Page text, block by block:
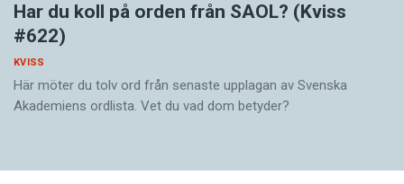
Har du koll på orden från SAOL? (Kviss
#622)
KVISS
Här möter du tolv ord från senaste upplagan av Svenska
Akademiens ordlista. Vet du vad dom betyder?